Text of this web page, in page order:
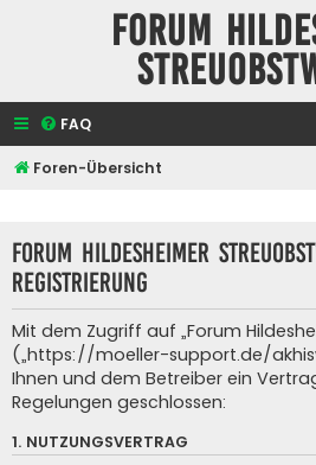
Forum
FAQ
Foren-Übersicht
Forum Hildesheimer
Registrierung
Mit dem Zugriff auf „Forum
(„https://moeller-support.de/
Ihnen und dem Betreiber ein
Regelungen geschlossen:
1. NUTZUNGSVERTRAG